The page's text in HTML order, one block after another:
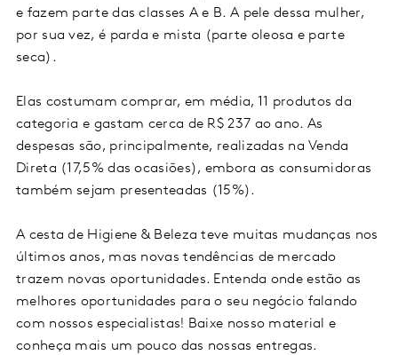
e fazem parte das classes A e B. A pele dessa mulher,
por sua vez, é parda e mista (parte oleosa e parte
seca).
Elas costumam comprar, em média, 11 produtos da
categoria e gastam cerca de R$ 237 ao ano. As
despesas são, principalmente, realizadas na Venda
Direta (17,5% das ocasiões), embora as consumidoras
também sejam presenteadas (15%).
A cesta de Higiene & Beleza teve muitas mudanças nos
últimos anos, mas novas tendências de mercado
trazem novas oportunidades. Entenda onde estão as
melhores oportunidades para o seu negócio falando
com nossos especialistas! Baixe nosso material e
conheça mais um pouco das nossas entregas.